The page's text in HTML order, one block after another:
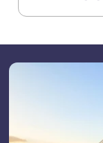
gratuit pour
Choisissez
l'hôtel) et